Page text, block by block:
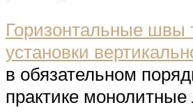
Горизонтальные швы
установки
в обязательном
практике монолитные